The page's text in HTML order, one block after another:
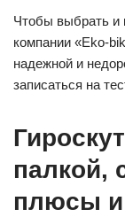
Чтобы выбрать и
компании «Eko-
надежной и
записаться на
палкой,
плюсы